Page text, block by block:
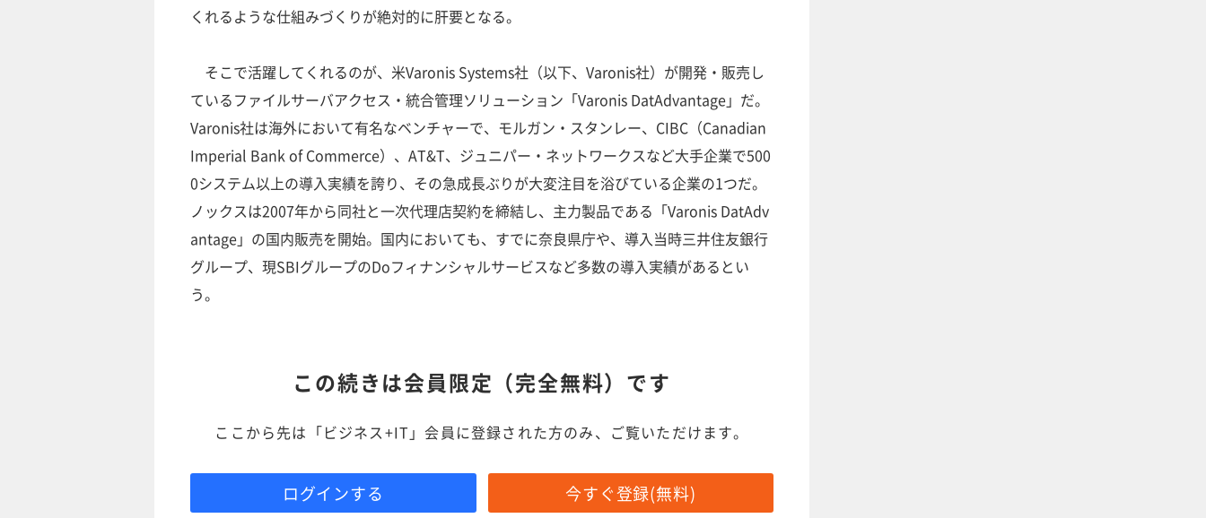
くれるような仕組みづくりが絶対的に肝要となる。
そこで活躍してくれるのが、米Varonis Systems社（以下、Varonis社）が開発・販売し
ているファイルサーバアクセス・統合管理ソリューション「Varonis DatAdvantage」だ。
Varonis社は海外において有名なベンチャーで、モルガン・スタンレー、CIBC（Canadian
Imperial Bank of Commerce）、AT&T、ジュニパー・ネットワークスなど大手企業で500
0システム以上の導入実績を誇り、その急成長ぶりが大変注目を浴びている企業の1つだ。
ノックスは2007年から同社と一次代理店契約を締結し、主力製品である「Varonis DatAdv
antage」の国内販売を開始。国内においても、すでに奈良県庁や、導入当時三井住友銀行
グループ、現SBIグループのDoフィナンシャルサービスなど多数の導入実績があるとい
う。
この続きは会員限定（完全無料）です
ここから先は「ビジネス+IT」会員に登録された方のみ、ご覧いただけます。
ログインする 今すぐ登録(無料)